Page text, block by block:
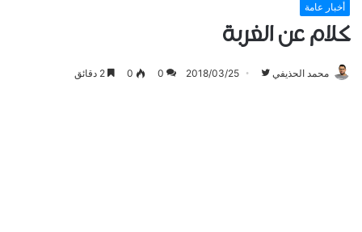
أخبار عامة
كلام عن الغربة
محمد الحذيفي 2018/03/25
0
0